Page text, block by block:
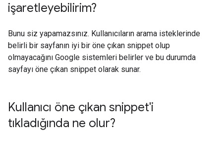
işaretleyebilirim?
Bunu siz yapamazsınız. Kullanıcıların arama isteklerinde
belirli bir sayfanın iyi bir öne çıkan snippet olup
olmayacağını Google sistemleri belirler ve bu durumda
sayfayı öne çıkan snippet olarak sunar.
Kullanıcı öne çıkan snippet'i
tıkladığında ne olur?